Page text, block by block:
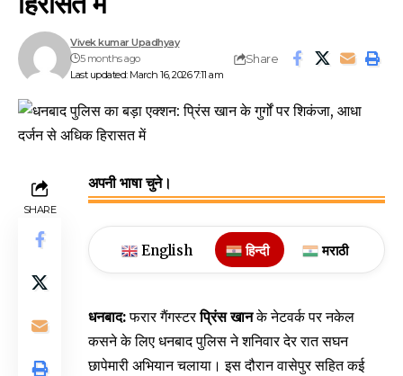
Last updated: March 16, 2026 7:11 am
Vivek kumar Upadhyay
5 months ago
Share
SHARE
अपनी भाषा चुने।
English हिन्दी मराठी
धनबाद:फरार गैंगस्टरप्रिंस खानके नेटवर्क पर नकेल
कसने के लिए धनबाद पुलिस ने शनिवार देर रात सघन
छापेमारी अभियान चलाया। इस दौरान वासेपुर सहित कई